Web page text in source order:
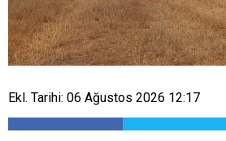
Ekl. Tarihi: 06 Ağustos 2026 12:17